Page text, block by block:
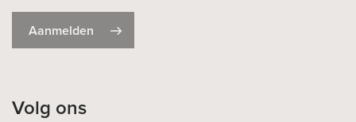
Aanmelden
Volg ons